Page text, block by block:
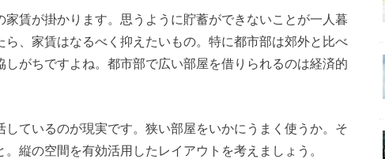
賃が掛かります。思うように貯蓄ができないことが一人暮
、家賃はなるべく抑えたいもの。特に都市部は郊外と比べ
がちですよね。都市部で広い部屋を借りられるのは経済的
ているのが現実です。狭い部屋をいかにうまく使うか。そ
。縦の空間を有効活用したレイアウトを考えましょう。